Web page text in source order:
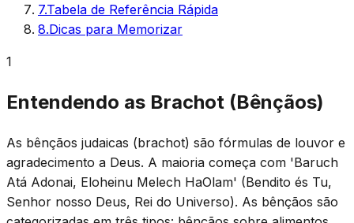
7.Tabela de Referência Rápida
8.Dicas para Memorizar
1
Entendendo as Brachot (Bênçãos)
As bênçãos judaicas (brachot) são fórmulas de louvor e
agradecimento a Deus. A maioria começa com 'Baruch
Atá Adonai, Eloheinu Melech HaOlam' (Bendito és Tu,
Senhor nosso Deus, Rei do Universo). As bênçãos são